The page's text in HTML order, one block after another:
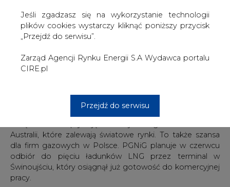
Jeśli zgadzasz się na wykorzystanie technologii
plików cookies wystarczy kliknąć poniższy przycisk
„Przejdź do serwisu”.
Zarząd Agencji Rynku Energii S.A Wydawca portalu
CIRE.pl
Przejdź do serwisu
ładunków spadła do 4,20 dolarów za MMBtu (ok. 118
dolarów za 1000 m3).
azjatycka cena spot. Ceny LNG na tamtejszym rynku
notowane są na poziomie 4,55 dolarów (ok. 121 dolarów
Popyt w Azji pozostaje wciąż na niskim poziomie, a niską
Australii, które zalewają światowe rynki. To także szansa
dla firm gazowych w Polsce. PGNiG planuje w czerwcu
odbiór do pięciu ładunków LNG przez terminal w
Świnoujściu, który osiągnął już gotowość do komercyjnej
pracy.